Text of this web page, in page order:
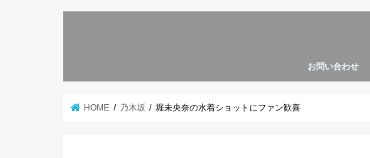
お問い合わせ
HOME 乃木坂 堀未央奈の水着ショットにファン歓喜